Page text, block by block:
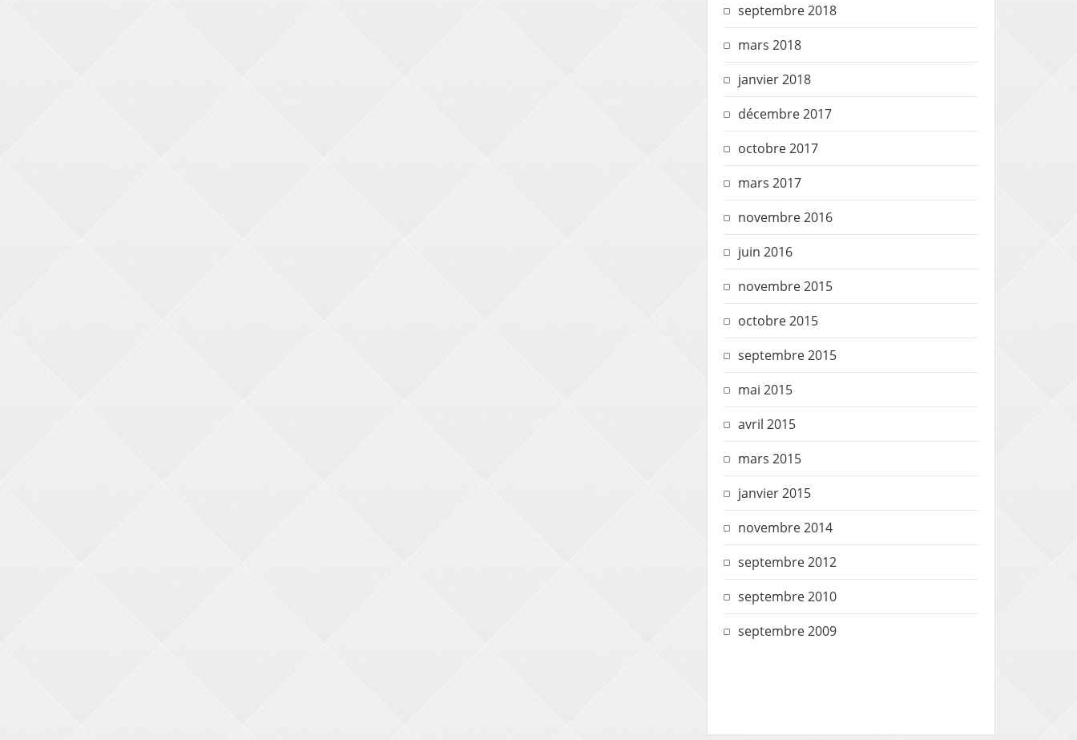
septembre 2018
mars 2018
janvier 2018
décembre 2017
octobre 2017
mars 2017
novembre 2016
juin 2016
novembre 2015
octobre 2015
septembre 2015
mai 2015
avril 2015
mars 2015
janvier 2015
novembre 2014
septembre 2012
septembre 2010
septembre 2009